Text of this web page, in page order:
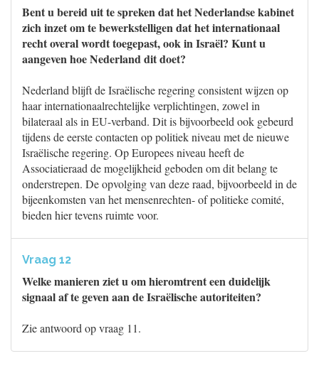
Bent u bereid uit te spreken dat het Nederlandse kabinet
zich inzet om te bewerkstelligen dat het internationaal
recht overal wordt toegepast, ook in Israël? Kunt u
aangeven hoe Nederland dit doet?
Nederland blijft de Israëlische regering consistent wijzen op
haar internationaalrechtelijke verplichtingen, zowel in
bilateraal als in EU-verband. Dit is bijvoorbeeld ook gebeurd
tijdens de eerste contacten op politiek niveau met de nieuwe
Israëlische regering. Op Europees niveau heeft de
Associatieraad de mogelijkheid geboden om dit belang te
onderstrepen. De opvolging van deze raad, bijvoorbeeld in de
bijeenkomsten van het mensenrechten- of politieke comité,
bieden hier tevens ruimte voor.
Vraag 12
Welke manieren ziet u om hieromtrent een duidelijk
signaal af te geven aan de Israëlische autoriteiten?
Zie antwoord op vraag 11.